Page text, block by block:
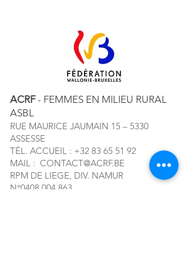
ACRF- FEMMES EN MILIEU RURAL
ASBL
RUE MAURICE JAUMAIN 15 – 5330
ASSESSE
TÉL. ACCUEIL : +32 83 65 51 92
MAIL : CONTACT@ACRF.BE
RPM DE LIEGE, DIV. NAMUR
N°0408.004.863